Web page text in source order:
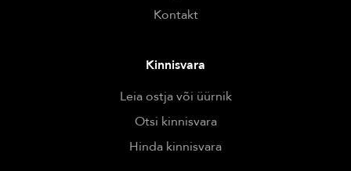
Kontakt
Kinnisvara
Leia ostja või üürnik
Otsi kinnisvara
Hinda kinnisvara